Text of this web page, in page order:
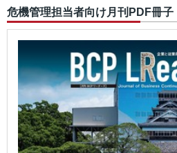
危機管理担当者向け月刊PDF冊子